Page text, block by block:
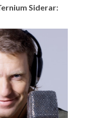
Siderar: